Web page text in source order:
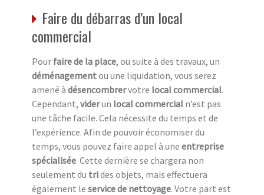
Faire du débarras d’un local
commercial
Pour faire de la place, ou suite à des travaux, un
déménagementou une liquidation, vous serez
amené à désencombrervotre local commercial.
Cependant, viderun local commercial n’est pas
une tâche facile. Cela nécessite du temps et de
l’expérience. Afin de pouvoir économiser du
temps, vous pouvez faire appel à une entreprise
spécialisée. Cette dernière se chargera non
seulement du trides objets, mais effectuera
également le service de nettoyage. Votre part est